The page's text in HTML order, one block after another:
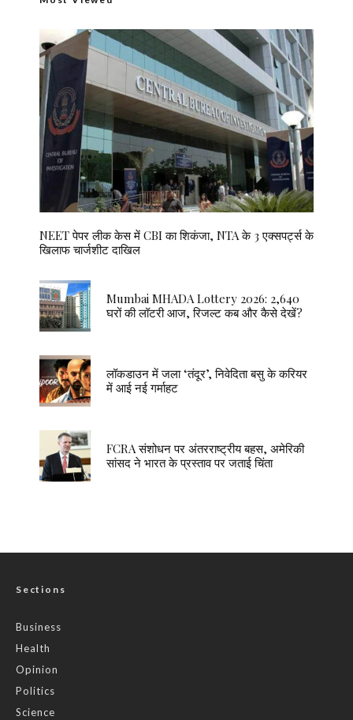
NEET पेपर लीक केस में CBI का शिकंजा, NTA के 3 एक्सपर्ट्स के
खिलाफ चार्जशीट दाखिल
Mumbai MHADA Lottery 2026: 2,640
घरों की लॉटरी आज, रिजल्ट कब और कैसे देखें?
लॉकडाउन में जला ‘तंदूर’, निवेदिता बसु के करियर
में आई नई गर्माहट
FCRA संशोधन पर अंतरराष्ट्रीय बहस, अमेरिकी
सांसद ने भारत के प्रस्ताव पर जताई चिंता
Sections
Business
Health
Opinion
Politics
Science